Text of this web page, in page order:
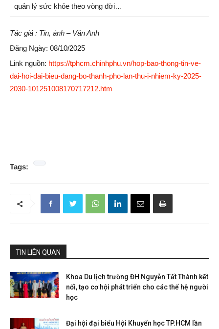
quản lý sức khỏe theo vòng đời…
Tác giả : Tin, ảnh – Văn Anh
Đăng Ngày: 08/10/2025
Link nguồn: https://tphcm.chinhphu.vn/hop-bao-thong-tin-ve-
dai-hoi-dai-bieu-dang-bo-thanh-pho-lan-thu-i-nhiem-ky-2025-
2030-101251008170717212.htm
Tags:
TIN LIÊN QUAN
Khoa Du lịch trường ĐH Nguyễn Tất Thành kết
nối, tạo cơ hội phát triển cho các thế hệ người
học
Đại hội đại biểu Hội Khuyến học TP.HCM lần